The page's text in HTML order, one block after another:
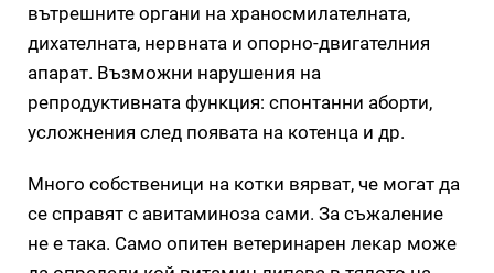
вътрешните органи на храносмилателната,
дихателната, нервната и опорно-двигателния
апарат. Възможни нарушения на
репродуктивната функция: спонтанни аборти,
усложнения след появата на котенца и др.
Много собственици на котки вярват, че могат да
се справят с авитаминоза сами. За съжаление
не е така. Само опитен ветеринарен лекар може